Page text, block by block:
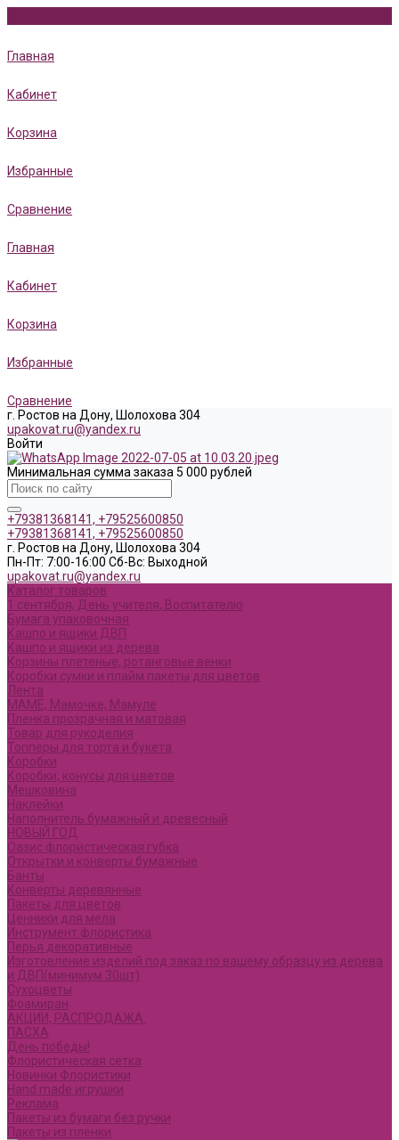
Главная
Кабинет
Корзина
Избранные
Сравнение
Главная
Кабинет
Корзина
Избранные
Сравнение
г. Ростов на Дону, Шолохова 304
upakovat.ru@yandex.ru
Войти
Минимальная сумма заказа 5 000 рублей
+79381368141, +79525600850
+79381368141, +79525600850
г. Ростов на Дону, Шолохова 304
Пн-Пт: 7:00-16:00 Cб-Вс: Выходной
upakovat.ru@yandex.ru
Каталог товаров
1 сентября, День учителя, Воспитателю
Бумага упаковочная
Кашпо и ящики ДВП
Кашпо и ящики из дерева
Корзины плетеные, ротанговые венки
Коробки сумки и плайм пакеты для цветов
Лента
МАМЕ, Мамочке, Мамуле
Пленка прозрачная и матовая
Товар для рукоделия
Топперы для торта и букета
Коробки
Коробки, конусы для цветов
Мешковина
Наклейки
Наполнитель бумажный и древесный
НОВЫЙ ГОД
Оазис флористическая губка
Открытки и конверты бумажные
Банты
Конверты деревянные
Пакеты для цветов
Ценники для мела
Инструмент флористика
Перья декоративные
Изготовление изделий под заказ по вашему образцу из дерева
и ДВП(минимум 30шт)
Сухоцветы
Фоамиран
АКЦИИ, РАСПРОДАЖА.
ПАСХА
День победы!
Флористическая сетка
Новинки Флористики
Hand made игрушки
Реклама
Пакеты из бумаги без ручки
Пакеты из пленки